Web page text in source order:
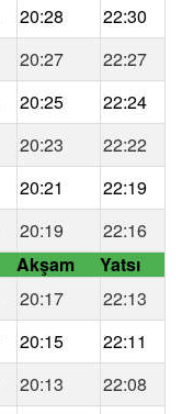
20:28
22:30
20:27
22:27
20:25
22:24
20:23
22:22
20:21
22:19
20:19
22:16
Akşam
Yatsı
20:17
22:13
20:15
22:11
20:13
22:08